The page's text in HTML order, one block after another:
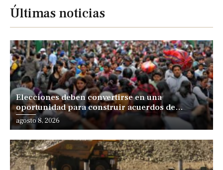
Últimas noticias
Elecciones deben convertirse en una
oportunidad para construir acuerdos de
desarrollo, sostiene especialista
agosto 8, 2026